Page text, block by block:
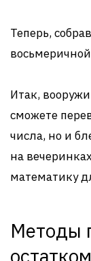
Теперь,
Итак,
сможете
числа, но и
на
математику
Методы